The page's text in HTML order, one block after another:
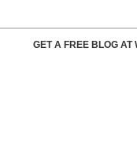
GET A FREE BLOG AT